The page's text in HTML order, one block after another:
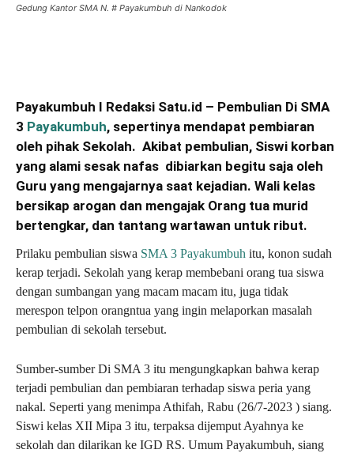
Gedung Kantor SMA N. # Payakumbuh di Nankodok
Payakumbuh I Redaksi Satu.id – Pembulian Di SMA
3 Payakumbuh, sepertinya mendapat pembiaran
oleh pihak Sekolah. Akibat pembulian, Siswi korban
yang alami sesak nafas dibiarkan begitu saja oleh
Guru yang mengajarnya saat kejadian. Wali kelas
bersikap arogan dan mengajak Orang tua murid
bertengkar, dan tantang wartawan untuk ribut.
Prilaku pembulian siswa SMA 3 Payakumbuh itu, konon sudah
kerap terjadi. Sekolah yang kerap membebani orang tua siswa
dengan sumbangan yang macam macam itu, juga tidak
merespon telpon orangntua yang ingin melaporkan masalah
pembulian di sekolah tersebut.
Sumber-sumber Di SMA 3 itu mengungkapkan bahwa kerap
terjadi pembulian dan pembiaran terhadap siswa peria yang
nakal. Seperti yang menimpa Athifah, Rabu (26/7-2023 ) siang.
Siswi kelas XII Mipa 3 itu, terpaksa dijemput Ayahnya ke
sekolah dan dilarikan ke IGD RS. Umum Payakumbuh, siang